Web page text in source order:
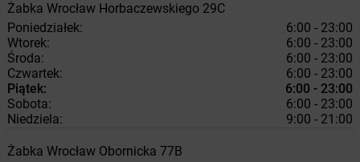
Żabka Wrocław Horbaczewskiego 29C
Poniedziałek:
6:00 - 23:00
Wtorek:
6:00 - 23:00
Środa:
6:00 - 23:00
Czwartek:
6:00 - 23:00
Piątek:
6:00 - 23:00
Sobota:
6:00 - 23:00
Niedziela:
9:00 - 21:00
Żabka Wrocław Obornicka 77B